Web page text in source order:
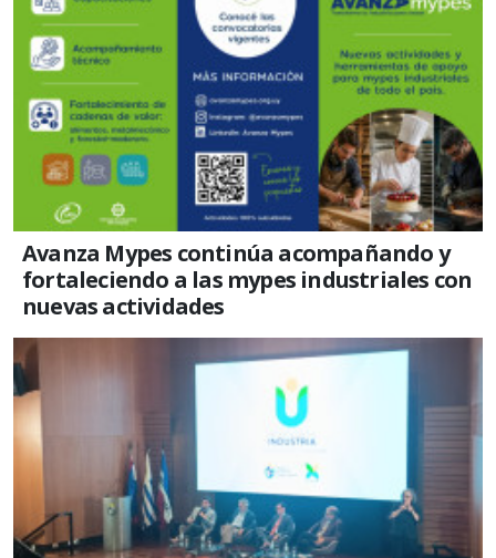
Avanza Mypes continúa acompañando y
fortaleciendo a las mypes industriales con
nuevas actividades